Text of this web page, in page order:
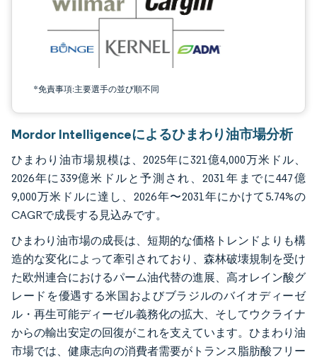
*免責事項:主要選手の並び順不同
Mordor Intelligenceによるひまわり油市場分析
ひまわり油市場規模は、2025年に321億4,000万米ドル、
2026年に339億米ドルと予測され、2031年までに447億
9,000万米ドルに達し、2026年〜2031年にかけて5.74%の
CAGRで成長する見込みです。
ひまわり油市場の成長は、短期的な価格トレンドよりも構
造的な変化によって牽引されており、森林破壊規制を受け
た欧州連合におけるパーム油代替の進展、高オレイン酸グ
レードを優遇する米国およびブラジルのバイオディーゼ
ル・再生可能ディーゼル義務化の拡大、そしてウクライナ
からの輸出安定の回復がこれを支えています。ひまわり油
市場では、健康志向の消費者需要がトランス脂肪酸フリー